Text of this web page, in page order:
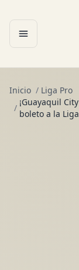
Abrir menú
Inicio / Liga Pro
/
¡Guayaquil
boleto a la